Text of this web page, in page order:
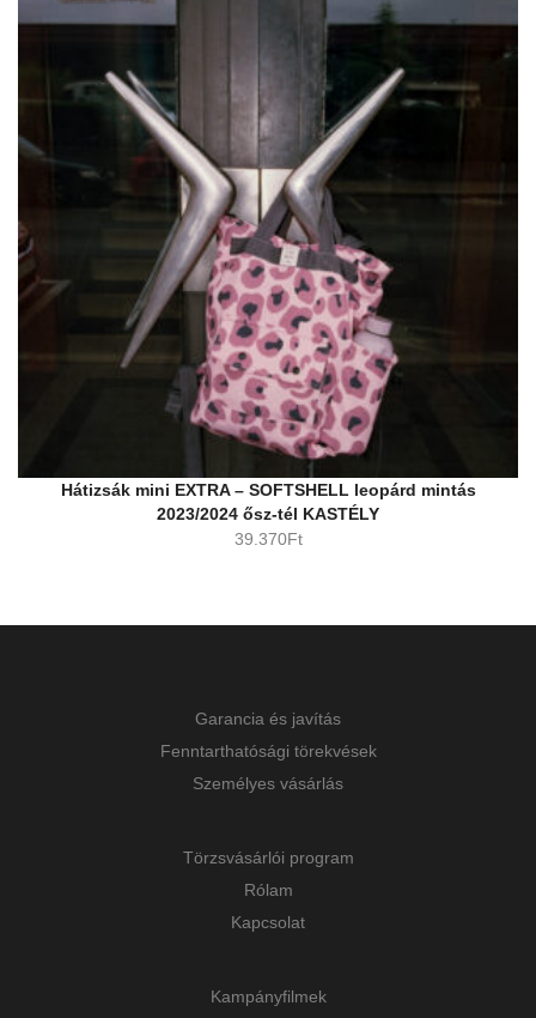
Hátizsák mini EXTRA – SOFTSHELL leopárd mintás
2023/2024 ősz-tél KASTÉLY
39.370Ft
Garancia és javítás
Fenntarthatósági törekvések
Személyes vásárlás
Törzsvásárlói program
Rólam
Kapcsolat
Kampányfilmek